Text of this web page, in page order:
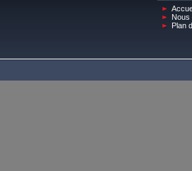
Nous
Plan